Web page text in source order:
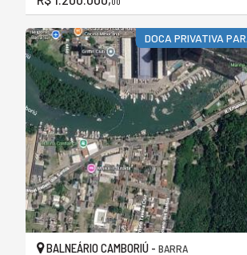
DOCA PRIVATIVA
BALNEÁRIO CAMBORIÚ - BARRA